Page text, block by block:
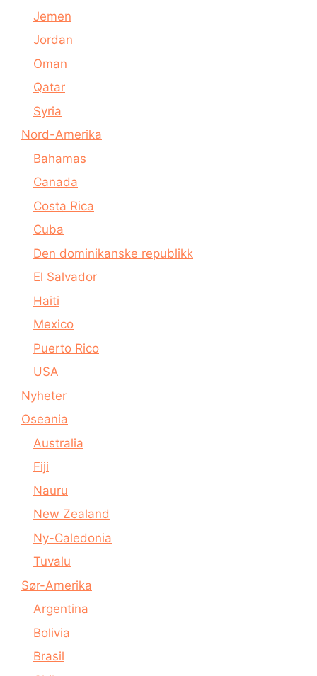
Jemen
Jordan
Oman
Qatar
Syria
Nord-Amerika
Bahamas
Canada
Costa Rica
Cuba
Den dominikanske republikk
El Salvador
Haiti
Mexico
Puerto Rico
USA
Nyheter
Oseania
Australia
Fiji
Nauru
New Zealand
Ny-Caledonia
Tuvalu
Sør-Amerika
Argentina
Bolivia
Brasil